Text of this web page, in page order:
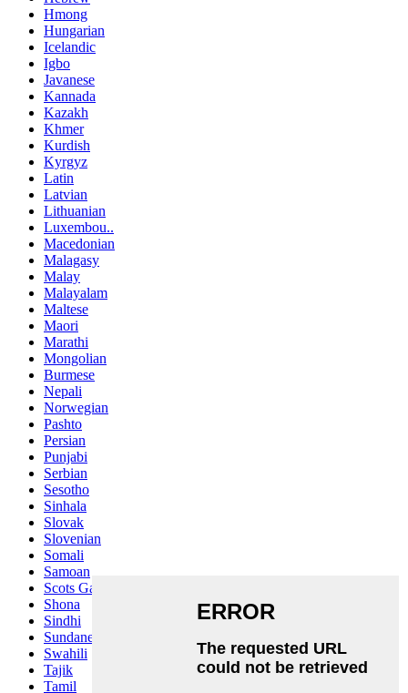
Hmong
Hungarian
Icelandic
Igbo
Javanese
Kannada
Kazakh
Khmer
Kurdish
Kyrgyz
Latin
Latvian
Lithuanian
Luxembou..
Macedonian
Malagasy
Malay
Malayalam
Maltese
Maori
Marathi
Mongolian
Burmese
Nepali
Norwegian
Pashto
Persian
Punjabi
Serbian
Sesotho
Sinhala
Slovak
Slovenian
Somali
Samoan
Scots Gaelic
Shona
Sindhi
Sundanese
Swahili
Tajik
Tamil